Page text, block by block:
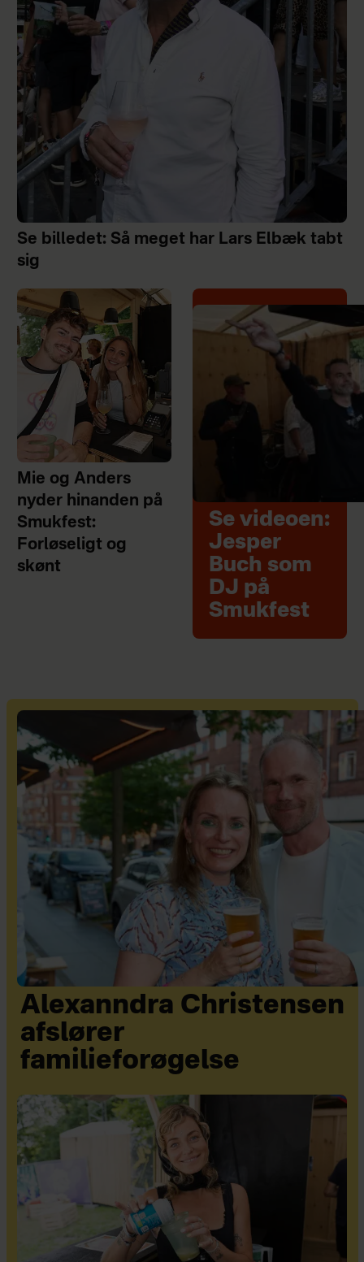
Se billedet: Så meget har Lars Elbæk tabt
sig
Mie og Anders
nyder hinanden på
Smukfest:
Forløseligt og
skønt
Se videoen:
Jesper
Buch som
DJ på
Smukfest
Alexanndra Christensen
afslører
familieforøgelse